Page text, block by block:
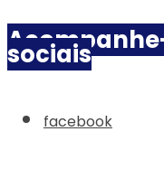
sociais
facebook